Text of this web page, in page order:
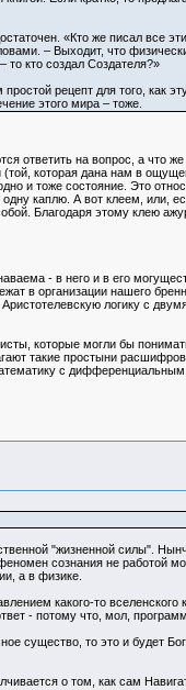
«Кто же писал все
– Выходит, что
кто создал Создателя?»
рецепт для того, как
этого мира – тоже.
ответить на вопрос, а что
которая дана нам в
и тоже состояние. Это
каплю. А вот клеем, или,
Благодаря этому клею
- в него и в его
в организации нашего
логику с
которые могли бы
такие простыни
с
"жизненной силы".
сознания не работой
а в физике.
какого-то вселенского
- потому что, мол,
то это и будет
о том, как сам